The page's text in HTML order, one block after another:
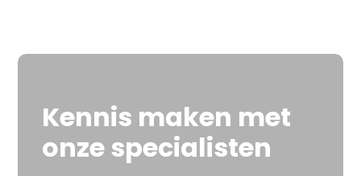
Kennis maken met
onze specialisten